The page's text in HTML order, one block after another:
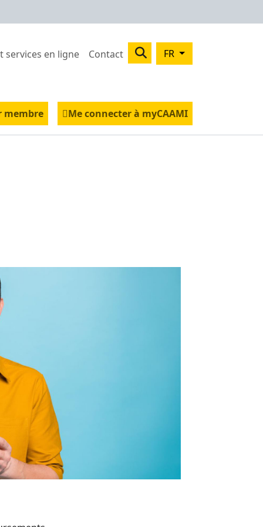
services en ligne Contact Search FR
incapacité de travail
Plus
membre Me connecter à myCAAMI